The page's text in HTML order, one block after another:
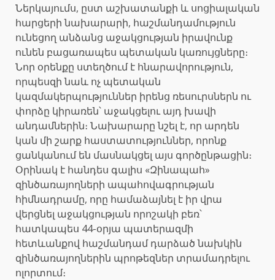
Ներկայումս, ըստ աշխատանքի և սոցիալական
հարցերի նախարարի, հաշմանդամություն
ունեցող անձանց աջակցության իրավունք
ունեն բացառապես պետական կառույցները։
Նոր օրենքը ստեղծում է հնարավորություն,
որպեսզի նաև ոչ պետական
կազմակերպություններ իրենց ռեսուրսներն ու
փորձը կիրառեն՝ աջակցելու այդ խավի
անդամներին։ Նախարարը նշել է, որ արդեն
կան մի շարք հաստատություններ, որոնք
ցանկանում են մասնակցել այս գործընթացին։
Օրինակ է հանդես գալիս «Զինապահ»
զինծառայողների ապահովագրության
հիմնադրամը, որը համաձայնել է իր վրա
վերցնել աջակցության որոշակի բեռ՝
հատկապես 44-օրյա պատերազմի
հետևանքով հաշմանդամ դարձած նախկին
զինծառայողներին պրոթեզներ տրամադրելու
ոլորտում։